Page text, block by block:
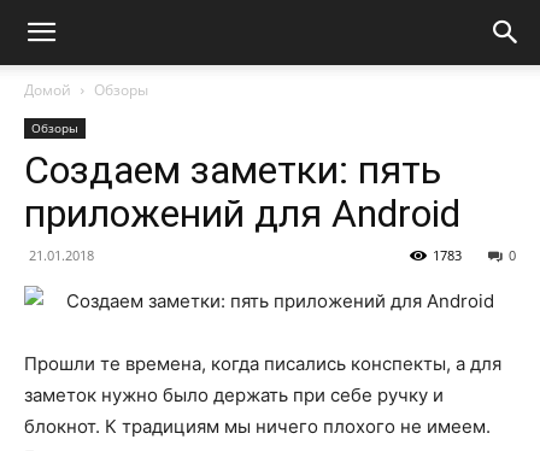
Домой Обзоры
Обзоры
Создаем заметки: пять
приложений для Android
21.01.2018 0
1783
Прошли те времена, когда писались конспекты, а для
заметок нужно было держать при себе ручку и
блокнот. К традициям мы ничего плохого не имеем.